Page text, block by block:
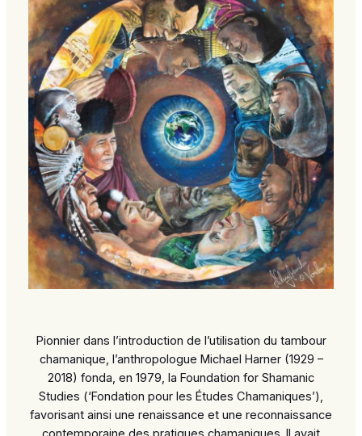
Pionnier dans l’introduction de l’utilisation du tambour
chamanique, l’anthropologue Michael Harner (1929 –
2018) fonda, en 1979, la Foundation for Shamanic
Studies (‘Fondation pour les Études Chamaniques’),
favorisant ainsi une renaissance et une reconnaissance